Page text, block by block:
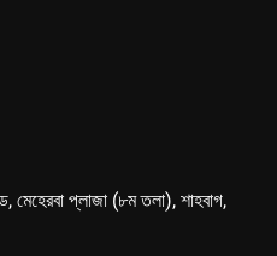
প্লাজা (৮ম তলা), শাহবাগ,